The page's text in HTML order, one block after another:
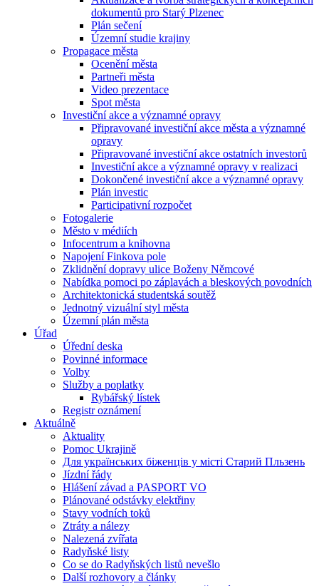
dokumentů pro Starý Plzenec
Plán sečení
Územní studie krajiny
Propagace města
Ocenění města
Partneři města
Video prezentace
Spot města
Investiční akce a významné opravy
Připravované investiční akce města a významné
opravy
Připravované investiční akce ostatních investorů
Investiční akce a významné opravy v realizaci
Dokončené investiční akce a významné opravy
Plán investic
Participativní rozpočet
Fotogalerie
Město v médiích
Infocentrum a knihovna
Napojení Finkova pole
Zklidnění dopravy ulice Boženy Němcové
Nabídka pomoci po záplavách a bleskových povodních
Architektonická studentská soutěž
Jednotný vizuální styl města
Územní plán města
Úřad
Úřední deska
Povinné informace
Volby
Služby a poplatky
Rybářský lístek
Registr oznámení
Aktuálně
Aktuality
Pomoc Ukrajině
Для українських біженців у місті Старий Пльзень
Jízdní řády
Hlášení závad a PASPORT VO
Plánované odstávky elektřiny
Stavy vodních toků
Ztráty a nálezy
Nalezená zvířata
Radyňské listy
Co se do Radyňských listů nevešlo
Další rozhovory a články